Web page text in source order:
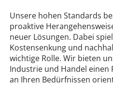
Unsere hohen Standards
proaktive
neuer Lösungen. Dabei
Kostensenkung und
wichtige Rolle. Wir bieten
Industrie und Handel einen
an Ihren Bedürfnissen